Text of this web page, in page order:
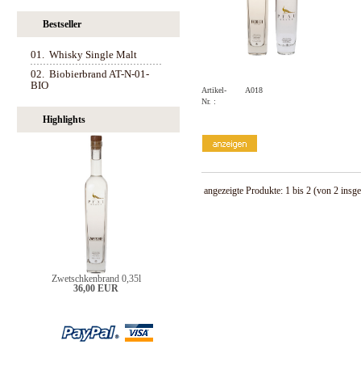
Bestseller
01. Whisky Single Malt
02. Biobierbrand AT-N-01-
BIO
Highlights
Zwetschkenbrand 0,35l
36,00 EUR
Artikel-
Nr. :
A018
angezeigte Produkte: 1 bis 2 (von 2